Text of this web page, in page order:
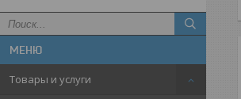
Товары и услуги